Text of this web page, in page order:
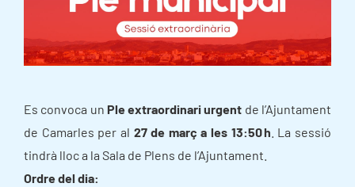
Es convoca un Ple extraordinariurgent de l’Ajuntament
de Camarles per al 27 de març a les 13:50 h . La sessió
tindrà lloc a la Sala de Plens de l’Ajuntament.
Ordre del dia: